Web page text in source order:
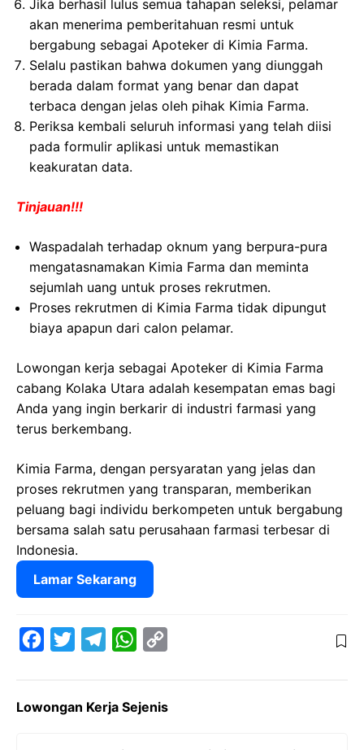
Jika berhasil lulus semua tahapan seleksi, pelamar
akan menerima pemberitahuan resmi untuk
bergabung sebagai Apoteker di Kimia Farma.
Selalu pastikan bahwa dokumen yang diunggah
berada dalam format yang benar dan dapat
terbaca dengan jelas oleh pihak Kimia Farma.
Periksa kembali seluruh informasi yang telah diisi
pada formulir aplikasi untuk memastikan
keakuratan data.
Tinjauan!!!
Waspadalah terhadap oknum yang berpura-pura
mengatasnamakan Kimia Farma dan meminta
sejumlah uang untuk proses rekrutmen.
Proses rekrutmen di Kimia Farma tidak dipungut
biaya apapun dari calon pelamar.
Lowongan kerja sebagai Apoteker di Kimia Farma
cabang Kolaka Utara adalah kesempatan emas bagi
Anda yang ingin berkarir di industri farmasi yang
terus berkembang.
Kimia Farma, dengan persyaratan yang jelas dan
proses rekrutmen yang transparan, memberikan
peluang bagi individu berkompeten untuk bergabung
bersama salah satu perusahaan farmasi terbesar di
Indonesia.
Lamar Sekarang
e
t
e
W
t
y
Lowongan Kerja Sejenis